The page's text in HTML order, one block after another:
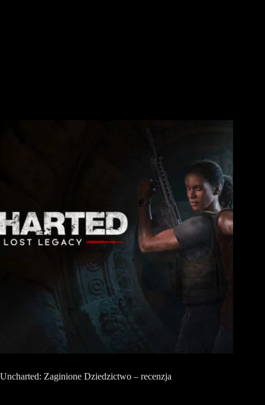
Uncharted: Zaginione Dziedzictwo – recenzja